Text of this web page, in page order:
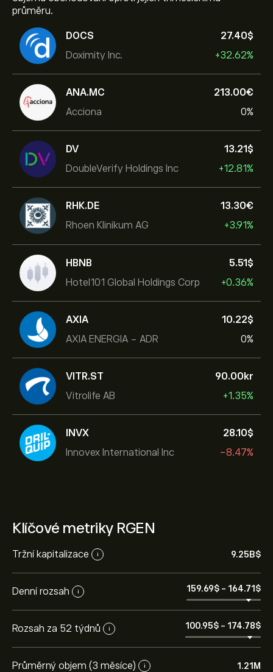
průměru.
DOCS
Doximity Inc.
27.40‎$‎
+32.62%
ANA.MC
Acciona
213.00‎€‎
0%
DV
DoubleVerify Holdings Inc
13.21‎$‎
+12.81%
RHK.DE
Rhoen Klinikum AG
13.30‎€‎
+3.91%
HBNB
Hotel101 Global Holdings Corp
5.51‎$‎
+0.36%
AXIA
AXIA ENERGIA - ADR
10.22‎$‎
0%
VITR.ST
Vitrolife AB
90.00‎kr‎
+1.35%
INVX
Innovex International Inc
28.10‎$‎
-8.47%
Klíčové metriky RGEN
Tržní kapitalizace i 9.25B‎$‎
Denní rozsah i 159.69‎$‎ - 164.71‎$‎
Rozsah za 52 týdnů i 100.95‎$‎ - 174.78‎$‎
Průměrný objem (3 měsíce) i 1.21M